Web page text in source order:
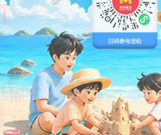
（2026.07.21-2026.09.08）
2026.09.08）
规定的通知
通知